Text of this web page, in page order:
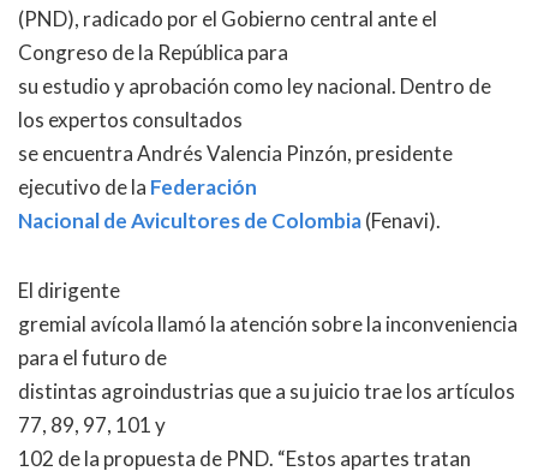
(PND), radicado por el Gobierno central ante el
Congreso de la República para
su estudio y aprobación como ley nacional. Dentro de
los expertos consultados
se encuentra Andrés Valencia Pinzón, presidente
ejecutivo de la Federación
Nacional de Avicultores de Colombia(Fenavi).
El dirigente
gremial avícola llamó la atención sobre la inconveniencia
para el futuro de
distintas agroindustrias que a su juicio trae los artículos
77, 89, 97, 101 y
102 de la propuesta de PND. “Estos apartes tratan